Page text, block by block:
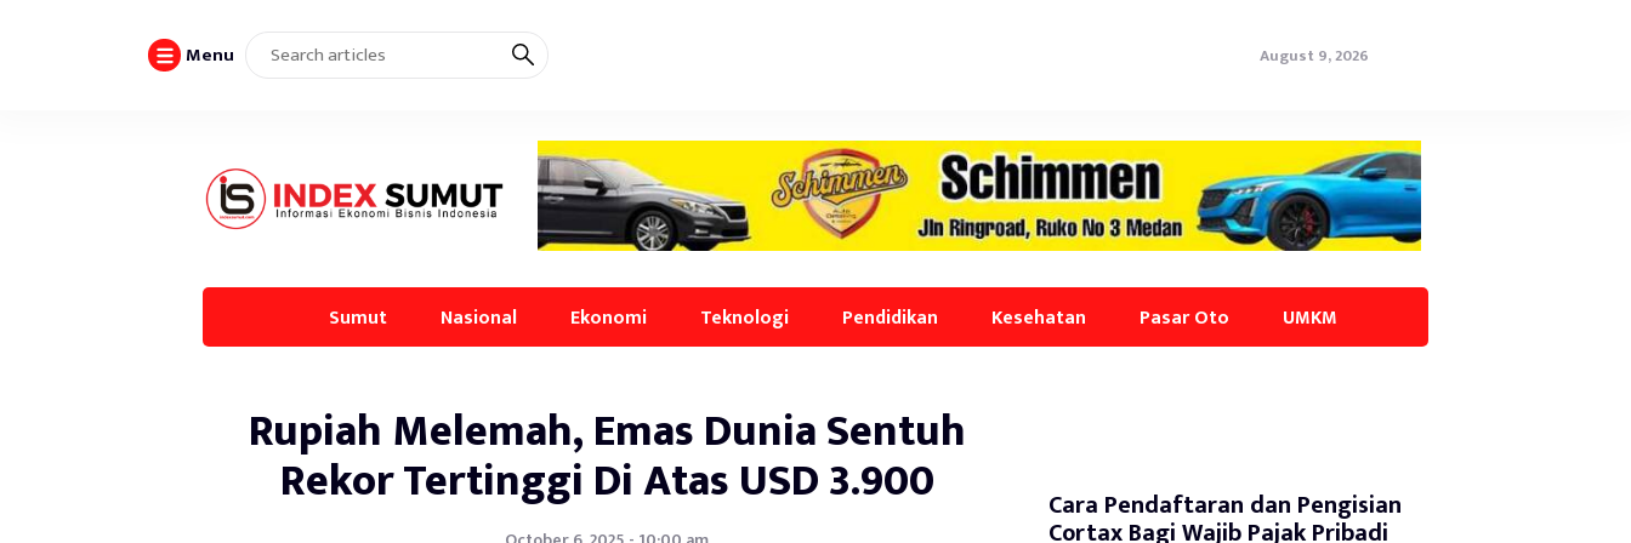
Menu August 9, 2026
Sumut Nasional Ekonomi Teknologi Pendidikan Kesehatan Pasar Oto UMKM
Rupiah Melemah, Emas Dunia Sentuh
Rekor Tertinggi Di Atas USD 3.900 Cara Pendaftaran dan Pengisian
Cortax Bagi Wajib Pajak Pribadi